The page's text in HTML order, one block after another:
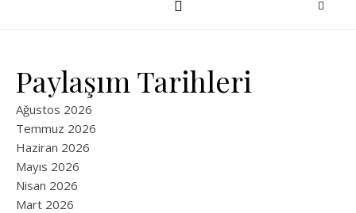
Paylaşım Tarihleri
Ağustos 2026
Temmuz 2026
Haziran 2026
Mayıs 2026
Nisan 2026
Mart 2026